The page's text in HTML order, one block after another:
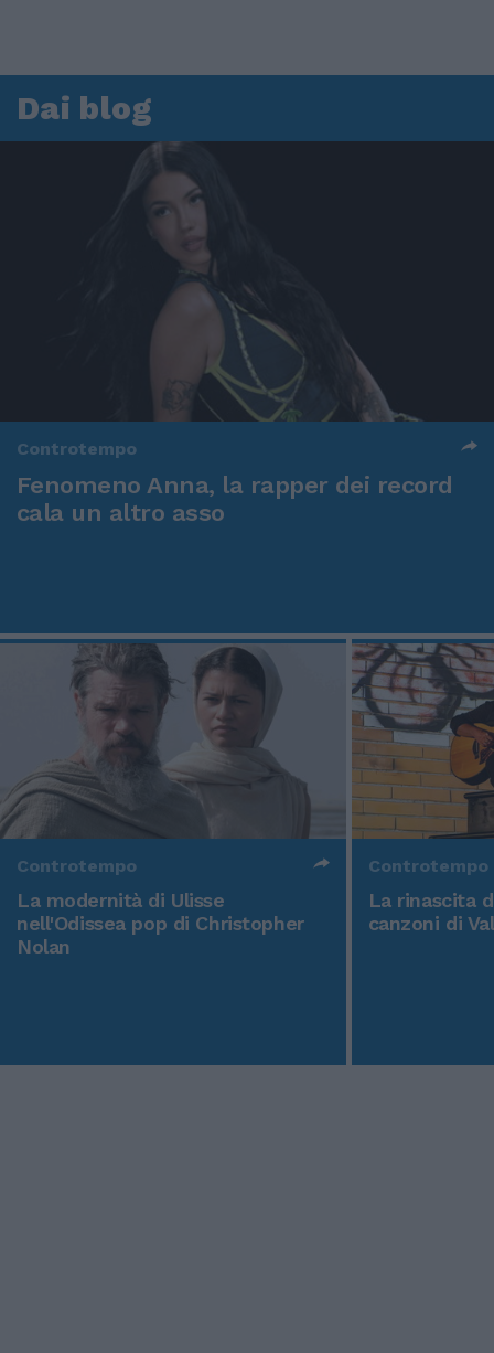
Dai blog
Controtempo
Fenomeno Anna, la rapper dei record
cala un altro asso
Controtempo
La modernità di Ulisse
nell'Odissea pop di Christopher
Nolan
Controtempo
La rinascita
canzoni di